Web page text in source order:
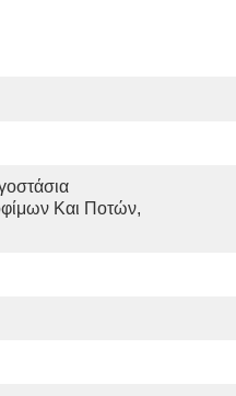
Και Ποτών,